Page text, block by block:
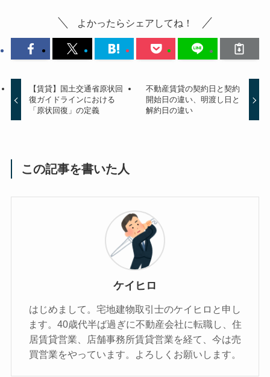
よかったらシェアしてね！
【賃貸】国土交通省原状回
復ガイドラインにおける
「原状回復」の定義
不動産賃貸の契約日と契約
開始日の違い、明渡し日と
解約日の違い
この記事を書いた人
ケイヒロ
はじめまして。宅地建物取引士のケイヒロと申し
ます。40歳代半ば過ぎに不動産会社に転職し、住
居賃貸営業、店舗事務所賃貸営業を経て、今は売
買営業をやっています。よろしくお願いします。